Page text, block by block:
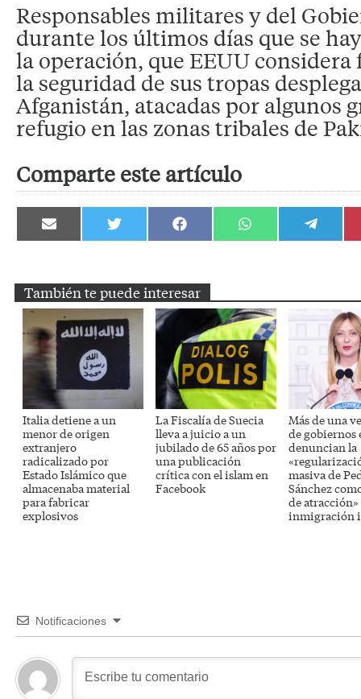
Responsables militares y del
durante los últimos días que se
la operación, que EEUU
la seguridad de sus tropas
Afganistán, atacadas por algunos
refugio en las zonas tribales de
Comparte este artículo
Compartir
en
Compartir
en
Compartir
en
Compartir
en
Compartir
en
También te puede interesar
Italia detiene a un
menor de origen
extranjero
radicalizado por
Estado Islámico que
almacenaba material
para fabricar
explosivos
La Fiscalía de Suecia
lleva a juicio a un
jubilado de 65 años por
una publicación
crítica con el islam en
Facebook
Más de una
de gobiernos
denuncian la
masiva de
Sánchez
de atracción»
inmigración
Notificaciones